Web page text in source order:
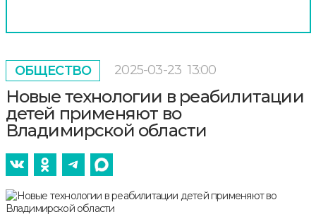
ОБЩЕСТВО 2025-03-23 13:00
Новые технологии в реабилитации
детей применяют во
Владимирской области